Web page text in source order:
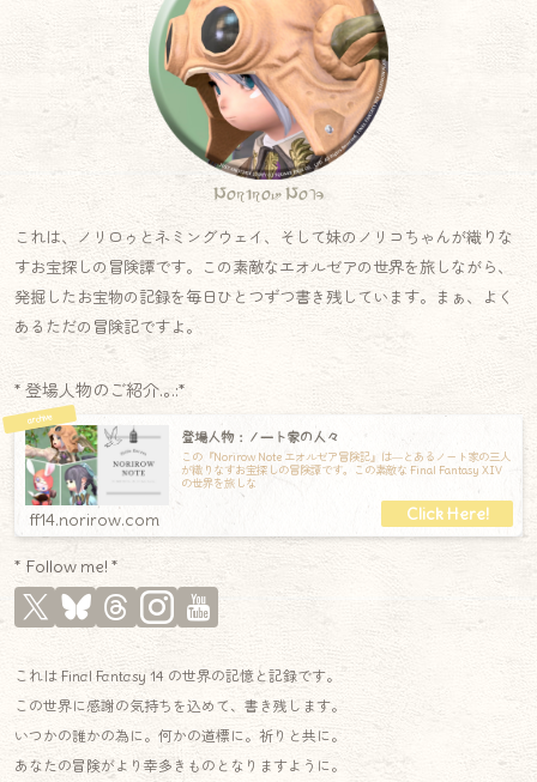
Norirow Note
これは、ノリロゥとネミングウェイ、そして妹のノリコちゃんが織りな
すお宝探しの冒険譚です。この素敵なエオルゼアの世界を旅しながら、
発掘したお宝物の記録を毎日ひとつずつ書き残しています。まぁ、よく
あるただの冒険記ですよ。
* 登場人物のご紹介.｡.:*
登場人物：ノート家の人々
この『Norirow Note エオルゼア冒険記』は―とあるノート家の三人
が織りなすお宝探しの冒険譚です。この素敵な Final Fantasy XIV
の世界を旅しな
ff14.norirow.com
* Follow me! *
これは Final Fantasy 14 の世界の記憶と記録です。
この世界に感謝の気持ちを込めて、書き残します。
いつかの誰かの為に。何かの道標に。祈りと共に。
あなたの冒険がより幸多きものとなりますように。